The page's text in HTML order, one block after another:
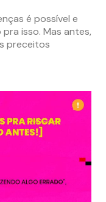
é possível e
isso. Mas antes,
preceitos